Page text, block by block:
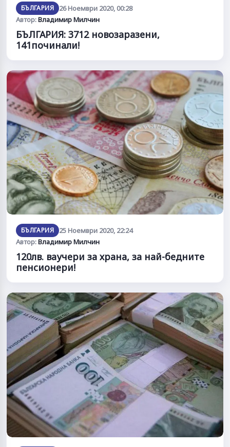
БЪЛГАРИЯ 26 Ноември 2020, 00:28
Автор:Владимир Милчин
БЪЛГАРИЯ: 3712 новозаразени,
141починали!
БЪЛГАРИЯ 25 Ноември 2020, 22:24
Автор:Владимир Милчин
120лв. ваучери за храна, за най-бедните
пенсионери!